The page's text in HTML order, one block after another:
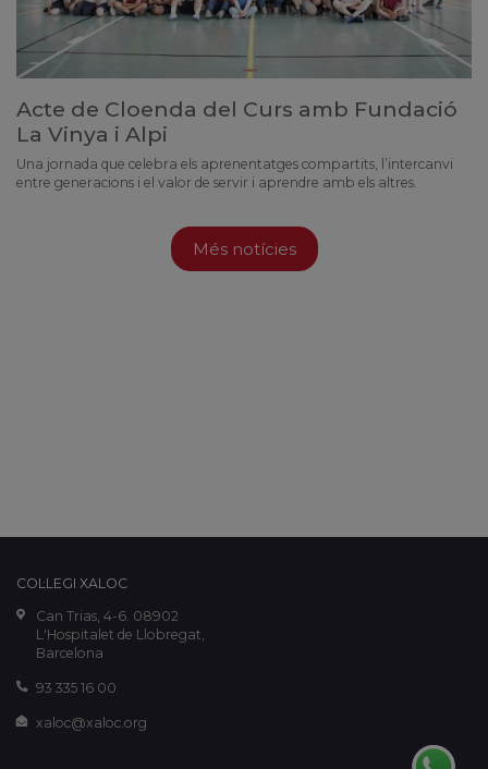
Acte de Cloenda del Curs amb Fundació
La Vinya i Alpi
Una jornada que celebra els aprenentatges compartits, l’intercanvi
entre generacions i el valor de servir i aprendre amb els altres.
Més notícies
COL·LEGI XALOC
Can Trias, 4-6. 08902
L'Hospitalet de Llobregat,
Barcelona
93 335 16 00
xaloc@xaloc.org